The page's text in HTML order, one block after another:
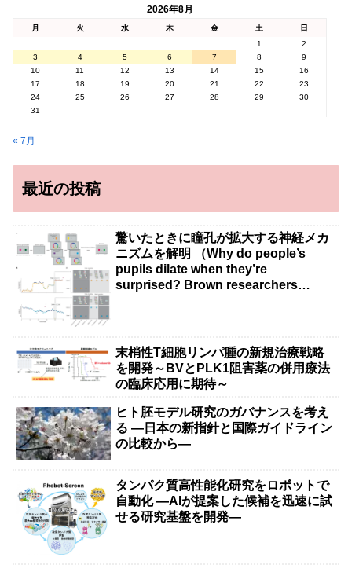
2026年8月
月 火 水 木 金 土
日
1
2
3
4 5 6 7 8
9
10
11 12 13 14 15
16
17
18 19 20 21 22
23
24
25 26 27 28 29
30
31
« 7月
最近の投稿
驚いたときに瞳孔が拡大する神経メカ
ニズムを解明 （Why do people’s
pupils dilate when they’re
surprised? Brown researchers
末梢性T細胞リンパ腫の新規治療戦略
を開発～BVとPLK1阻害薬の併用療法
の臨床応用に期待～
ヒト胚モデル研究のガバナンスを考え
る ―日本の新指針と国際ガイドライン
の比較から―
タンパク質高性能化研究をロボットで
自動化 ―AIが提案した候補を迅速に試
せる研究基盤を開発―